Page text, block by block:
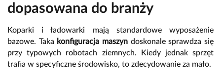
dopasowana do branży
Koparki i ładowarki mają standardowe wyposażenie
bazowe. Taka konfiguracja maszyn doskonale sprawdza się
przy typowych robotach ziemnych. Kiedy jednak sprzęt
trafia w specyficzne środowisko, to zdecydowanie za mało.